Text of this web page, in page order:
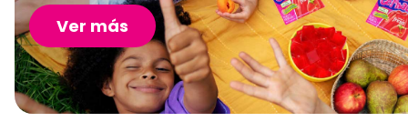
Ver más